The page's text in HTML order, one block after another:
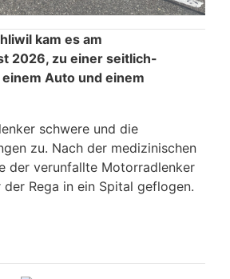
kam es am
2026, zu einer seitlich-
Auto und einem
schwere und die
zu. Nach der medizinischen
der verunfallte Motorradlenker
Rega in ein Spital geflogen.